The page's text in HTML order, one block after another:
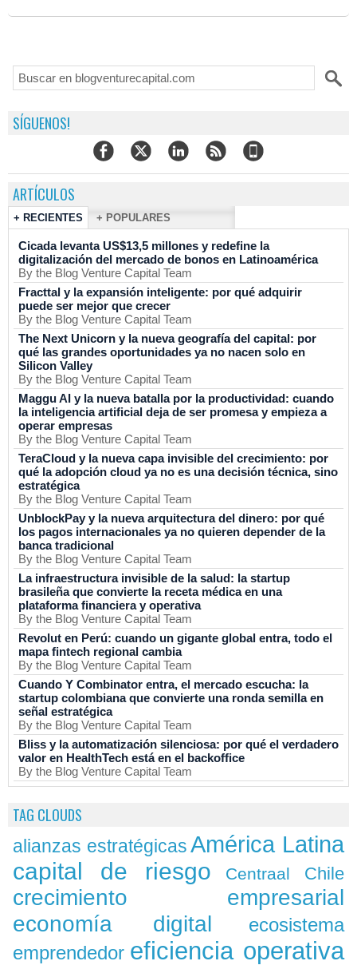
SÍGUENOS!
ARTÍCULOS
+ RECIENTES + POPULARES
Cicada levanta US$13,5 millones y redefine la
digitalización del mercado de bonos en Latinoamérica
By the Blog Venture Capital Team
Fracttal y la expansión inteligente: por qué adquirir
puede ser mejor que crecer
By the Blog Venture Capital Team
The Next Unicorn y la nueva geografía del capital: por
qué las grandes oportunidades ya no nacen solo en
Silicon Valley
By the Blog Venture Capital Team
Maggu AI y la nueva batalla por la productividad: cuando
la inteligencia artificial deja de ser promesa y empieza a
operar empresas
By the Blog Venture Capital Team
TeraCloud y la nueva capa invisible del crecimiento: por
qué la adopción cloud ya no es una decisión técnica, sino
estratégica
By the Blog Venture Capital Team
UnblockPay y la nueva arquitectura del dinero: por qué
los pagos internacionales ya no quieren depender de la
banca tradicional
By the Blog Venture Capital Team
La infraestructura invisible de la salud: la startup
brasileña que convierte la receta médica en una
plataforma financiera y operativa
By the Blog Venture Capital Team
Revolut en Perú: cuando un gigante global entra, todo el
mapa fintech regional cambia
By the Blog Venture Capital Team
Cuando Y Combinator entra, el mercado escucha: la
startup colombiana que convierte una ronda semilla en
señal estratégica
By the Blog Venture Capital Team
Bliss y la automatización silenciosa: por qué el verdadero
valor en HealthTech está en el backoffice
By the Blog Venture Capital Team
TAG CLOUDS
alianzas estratégicas América Latina
capital de riesgo Centraal Chile
crecimiento empresarial
economía digital
ecosistema
emprendedor eficiencia operativa